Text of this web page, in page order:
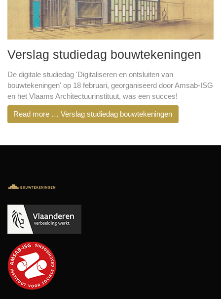
Verslag studiedag bouwtekeningen
De digitale studiedag 'Digitaliseren en ontsluiten van
bouwtekeningen' op 18 februari, georganiseerd door Amsab-ISG
en het Vlaams Architectuurinstituut, was een succes!
Read more … Verslag studiedag bouwtekeningen